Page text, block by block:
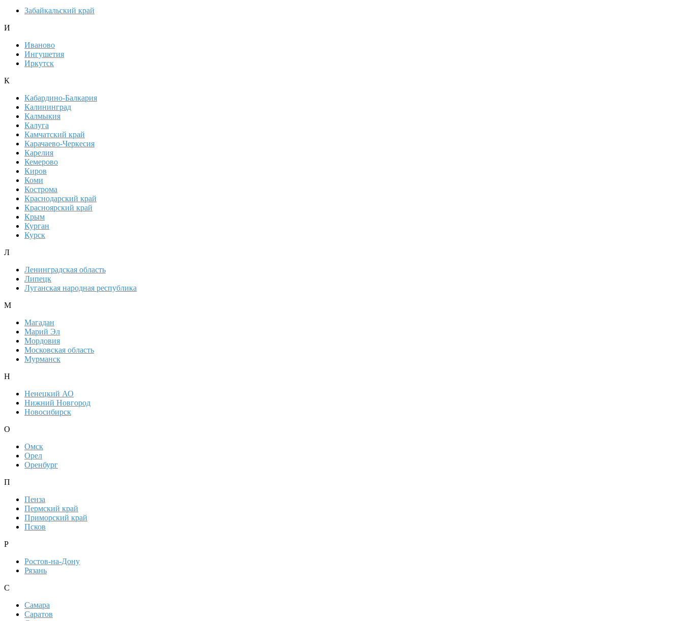
Забайкальский край
И
Иваново
Ингушетия
Иркутск
К
Кабардино-Балкария
Калининград
Калмыкия
Калуга
Камчатский край
Карачаево-Черкесия
Карелия
Кемерово
Киров
Коми
Кострома
Краснодарский край
Красноярский край
Крым
Курган
Курск
Л
Ленинградская область
Липецк
Луганская народная республика
М
Магадан
Марий Эл
Мордовия
Московская область
Мурманск
Н
Ненецкий АО
Нижний Новгород
Новосибирск
О
Омск
Орел
Оренбург
П
Пенза
Пермский край
Приморский край
Псков
Р
Ростов-на-Дону
Рязань
С
Самара
Саратов